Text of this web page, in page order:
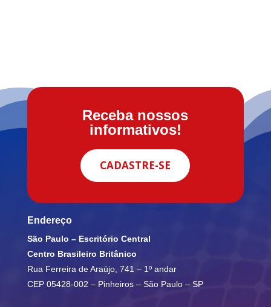
Receba nossos
informativos!
CADASTRE-SE
Endereço
São Paulo – Escritório Central
Centro Brasileiro Britânico
Rua Ferreira de Araújo, 741 – 1º andar
CEP 05428-002 – Pinheiros – São Paulo – SP